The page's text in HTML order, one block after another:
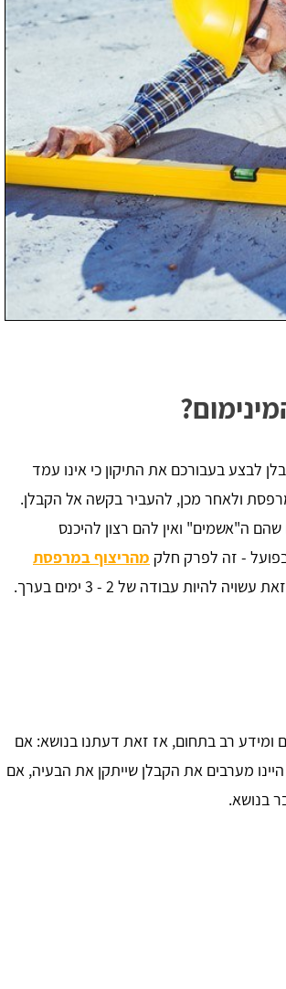
לבצע בעבורכם את התיקון כי אינו עמד
ולאחר מכן, להעביר בקשה אל הקבלן.
ה"אשמים" ואין להם רצון להיכנס
- זה לפרק חלק מהריצוף במרפסת
להיות עבודה של 2 - 3 ימים בערך.
ומידע רב בתחום, אז זאת דעתנו בנושא: אם
היינו מערבים את הקבלן שייתקן את הבעיה, אם
בנושא.